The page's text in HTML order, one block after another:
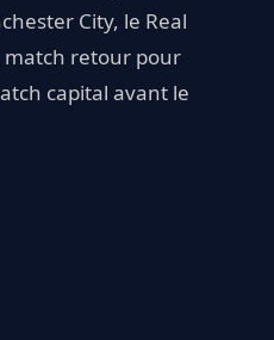
City, le Real
match retour pour
capital avant le